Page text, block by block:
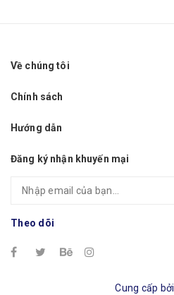
Về chúng tôi
Chính sách
Hướng dẫn
Đăng ký nhận khuyến mại
Theo dõi
Cung cấp bởi